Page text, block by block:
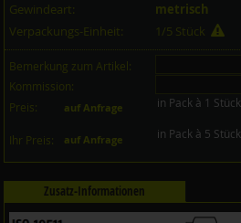
Gewindeart:
metrisch
Verpackungs-Einheit:
1/5 Stück
Bemerkung zum Artikel:
Kommission:
Preis:
auf Anfrage in Pack à 1 Stück
Ihr Preis: auf Anfrage in Pack à 5 Stück
Zusatz-Informationen